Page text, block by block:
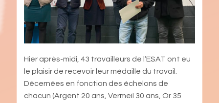
Hier après-midi, 43 travailleurs de l’ESAT ont eu
le plaisir de recevoir leur médaille du travail.
Décernées en fonction des échelons de
chacun (Argent 20 ans, Vermeil 30 ans, Or 35